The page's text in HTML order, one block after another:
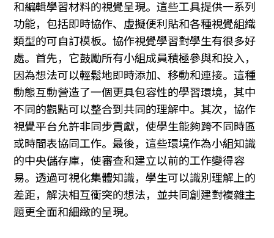
和編輯學習材料的視覺呈現。這些工具提供一系列
功能，包括即時協作、虛擬便利貼和各種視覺組織
類型的可自訂模板。協作視覺學習對學生有很多好
處。首先，它鼓勵所有小組成員積極參與和投入，
因為想法可以輕鬆地即時添加、移動和連接。這種
動態互動營造了一個更具包容性的學習環境，其中
不同的觀點可以整合到共同的理解中。其次，協作
視覺平台允許非同步貢獻，使學生能夠跨不同時區
或時間表協同工作。最後，這些環境作為小組知識
的中央儲存庫，使審查和建立以前的工作變得容
易。透過可視化集體知識，學生可以識別理解上的
差距，解決相互衝突的想法，並共同創建對複雜主
題更全面和細緻的呈現。